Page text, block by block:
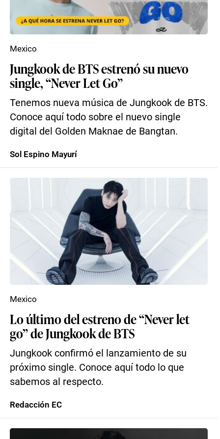
Jungkook de BTS estrenó su nuevo
single, “Never Let Go”
Tenemos nueva música de Jungkook de BTS.
Conoce aquí todo sobre el nuevo single
digital del Golden Maknae de Bangtan.
Mexico
Sol Espino Mayurí
Lo último del estreno de “Never let
go” de Jungkook de BTS
Jungkook confirmó el lanzamiento de su
próximo single. Conoce aquí todo lo que
sabemos al respecto.
Mexico
Redacción EC